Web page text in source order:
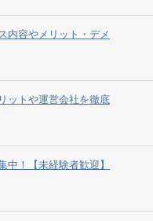
内容やメリット・デメ
ットや運営会社を徹底
中！【未経験者歓迎】